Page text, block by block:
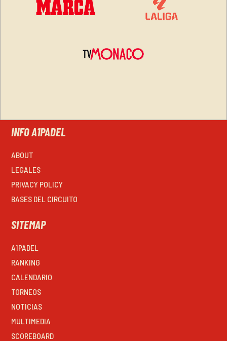
INFO A1PADEL
ABOUT
LEGALES
PRIVACY POLICY
BASES DEL CIRCUITO
SITEMAP
A1PADEL
RANKING
CALENDARIO
TORNEOS
NOTICIAS
MULTIMEDIA
SCOREBOARD